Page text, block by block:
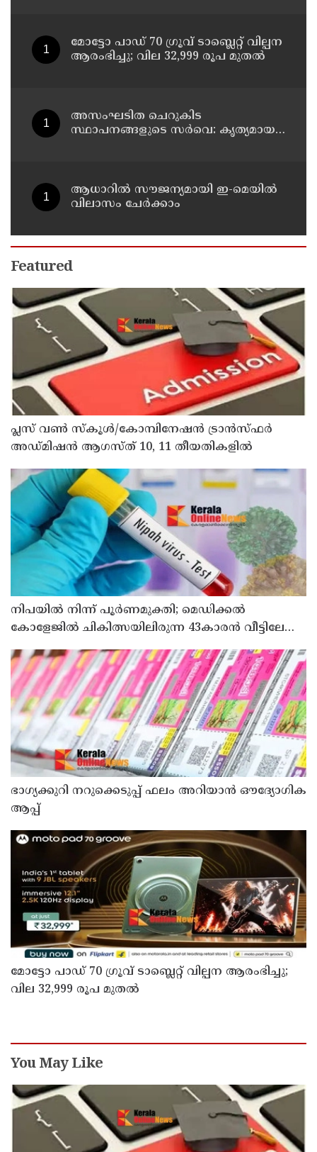
മോട്ടോ പാഡ് 70 ഗ്രൂവ് ടാബ്ലെറ്റ് വില്പന
ആരംഭിച്ചു; വില 32,999 രൂപ മുതൽ
അസംഘടിത ചെറുകിട
സ്ഥാപനങ്ങളുടെ സർവെ: കൃത്യമായ
ആധാറിൽ സൗജന്യമായി ഇ-മെയിൽ
വിലാസം ചേർക്കാം
Featured
പ്ലസ് വൺ സ്‌കൂൾ/കോമ്പിനേഷൻ ട്രാൻസ്ഫർ
അഡ്മിഷൻ ആഗസ്ത് 10, 11 തീയതികളിൽ
നിപയിൽ നിന്ന് പൂർണമുക്തി; മെഡിക്കൽ
കോളേജിൽ ചികിത്സയിലിരുന്ന 43കാരൻ വീട്ടിലേക്ക്
ഭാഗ്യക്കുറി നറുക്കെടുപ്പ് ഫലം അറിയാൻ ഔദ്യോഗിക
ആപ്പ്
മോട്ടോ പാഡ് 70 ഗ്രൂവ് ടാബ്ലെറ്റ് വില്പന ആരംഭിച്ചു;
വില 32,999 രൂപ മുതൽ
You May Like